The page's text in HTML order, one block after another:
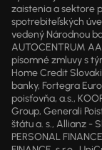
zaistenia a sektore
spotrebiteľských
vedený Národnou
AUTOCENTRUM
písomné zmluvy s
Home Credit
banky, Fortegra
poisťovňa, a.s.,
Group, Generali
štátu a. s., Allianz -
PERSONAL